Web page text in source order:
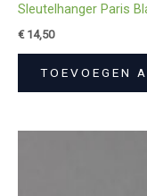
Sleutelhanger Paris
€14,50
TOEVOEGEN